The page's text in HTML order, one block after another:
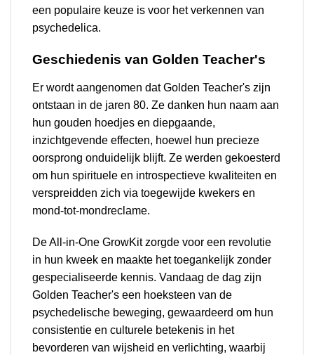
een populaire keuze is voor het verkennen van
psychedelica.
Geschiedenis van Golden Teacher's
Er wordt aangenomen dat Golden Teacher's zijn
ontstaan in de jaren 80. Ze danken hun naam aan
hun gouden hoedjes en diepgaande,
inzichtgevende effecten, hoewel hun precieze
oorsprong onduidelijk blijft. Ze werden gekoesterd
om hun spirituele en introspectieve kwaliteiten en
verspreidden zich via toegewijde kwekers en
mond-tot-mondreclame.
De All-in-One GrowKit zorgde voor een revolutie
in hun kweek en maakte het toegankelijk zonder
gespecialiseerde kennis. Vandaag de dag zijn
Golden Teacher's een hoeksteen van de
psychedelische beweging, gewaardeerd om hun
consistentie en culturele betekenis in het
bevorderen van wijsheid en verlichting, waarbij